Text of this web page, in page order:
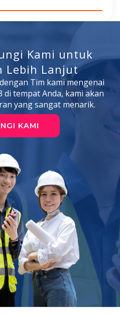
Kami untuk
Lebih Lanjut
Tim kami mengenai
tempat Anda, kami akan
yang sangat menarik.
KAMI